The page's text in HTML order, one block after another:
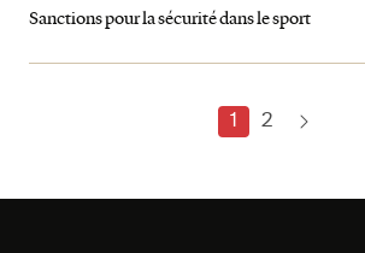
Sanctions pour la sécurité dans le sport
1 2